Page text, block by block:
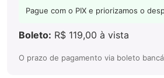
Pague com o PIX e priorizamos o
Boleto: R$ 119,00 à vista
O prazo de pagamento via boleto